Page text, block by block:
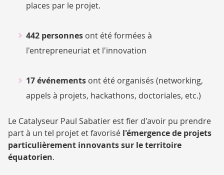
places par le projet.
442 personnesont été formées à
l'entrepreneuriat et l'innovation
17 événements ont été organisés (networking,
appels à projets, hackathons, doctoriales, etc.)
Le Catalyseur Paul Sabatier est fier d'avoir pu prendre
part à un tel projet et favorisé l'émergence de projets
particulièrement innovants sur le territoire
équatorien.